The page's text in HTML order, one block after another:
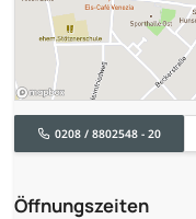
0208 / 8802548 - 20
Öffnungszeiten